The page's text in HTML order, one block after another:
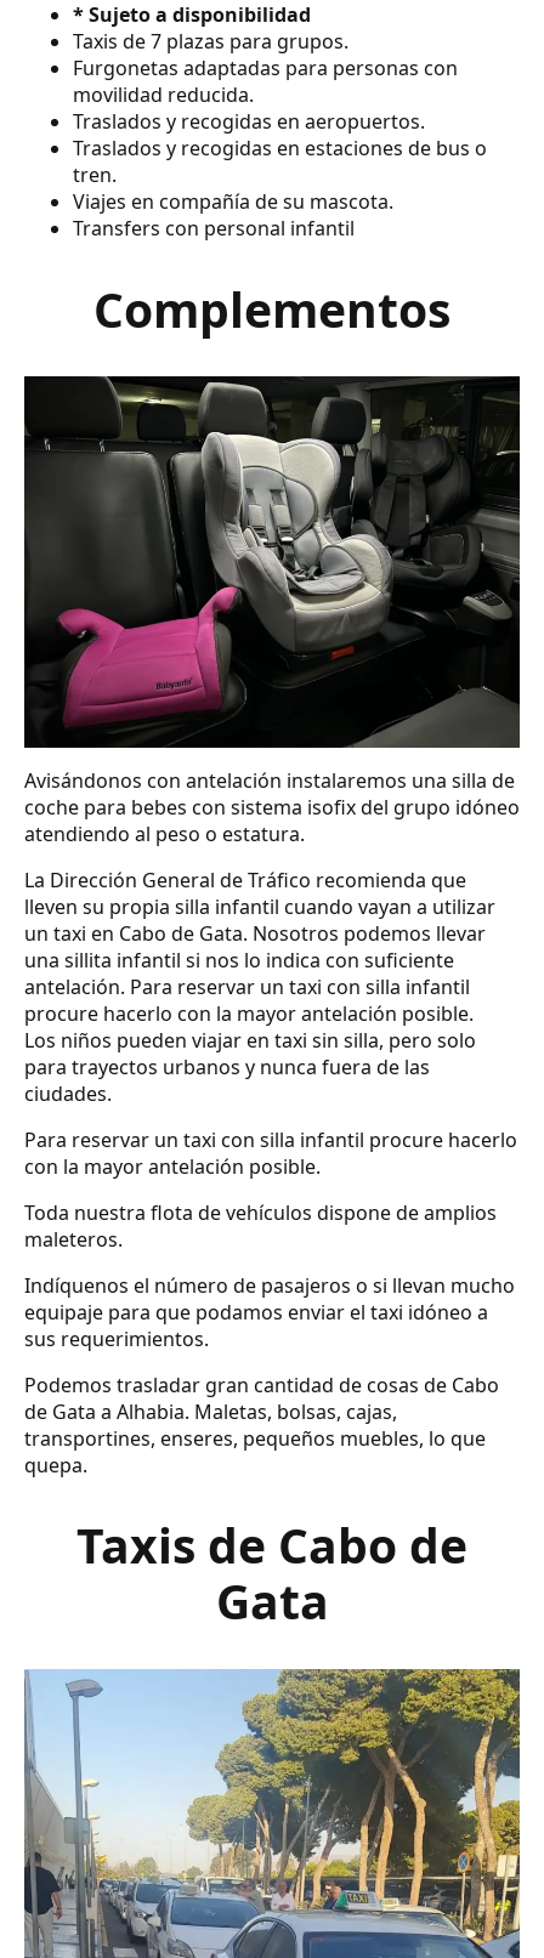
* Sujeto a disponibilidad
Taxis de 7 plazas para grupos.
Furgonetas adaptadas para personas con
movilidad reducida.
Traslados y recogidas en aeropuertos.
Traslados y recogidas en estaciones de bus o
tren.
Viajes en compañía de su mascota.
Transfers con personal infantil
Complementos
Avisándonos con antelación instalaremos una silla de
coche para bebes con sistema isofix del grupo idóneo
atendiendo al peso o estatura.
La Dirección General de Tráfico recomienda que
lleven su propia silla infantil cuando vayan a utilizar
un taxi en Cabo de Gata. Nosotros podemos llevar
una sillita infantil si nos lo indica con suficiente
antelación. Para reservar un taxi con silla infantil
procure hacerlo con la mayor antelación posible.
Los niños pueden viajar en taxi sin silla, pero solo
para trayectos urbanos y nunca fuera de las
ciudades.
Para reservar un taxi con silla infantil procure hacerlo
con la mayor antelación posible.
Toda nuestra flota de vehículos dispone de amplios
maleteros.
Indíquenos el número de pasajeros o si llevan mucho
equipaje para que podamos enviar el taxi idóneo a
sus requerimientos.
Podemos trasladar gran cantidad de cosas de Cabo
de Gata a Alhabia. Maletas, bolsas, cajas,
transportines, enseres, pequeños muebles, lo que
quepa.
Taxis de Cabo de
Gata